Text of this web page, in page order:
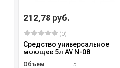
212,78 руб.
(0)
Средство универсальное
моющее 5л AV N-08
Объем 5